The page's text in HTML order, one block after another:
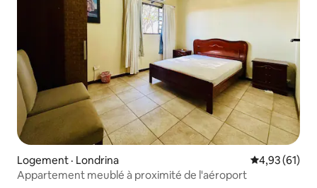
Logement · Londrina Note
4,93 (61)
Appartement meublé à proximité de l'aéroport